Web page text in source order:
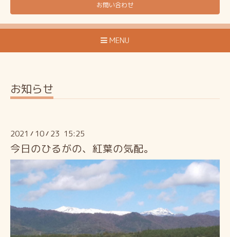
お問い合わせ
MENU
お知らせ
2021 / 10/ 23 15:25
今日のひるがの、紅葉の気配。